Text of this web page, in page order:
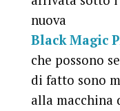
nuova
Black Magic
che possono
di fatto sono
alla macchina